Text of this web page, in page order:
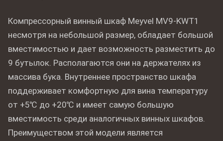
Компрессорный винный шкаф Meyvel MV9-KWT1
несмотря на небольшой размер, обладает большой
вместимостью и дает возможность разместить до
9 бутылок. Располагаются они на держателях из
массива бука. Внутреннее пространство шкафа
поддерживает комфортную для вина температуру
от +5℃ до +20℃ и имеет самую большую
вместимость среди аналогичных винных шкафов.
Преимуществом этой модели является